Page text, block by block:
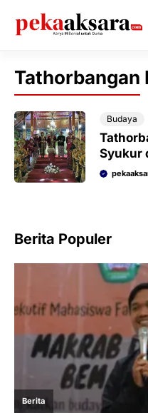
Tathorbangan
Budaya
Syukur
Berita Populer